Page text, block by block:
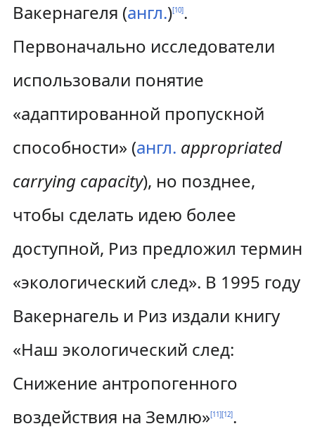
Вакернагеля (англ.)[10].
Первоначально исследователи
использовали понятие
«адаптированной пропускной
способности» (англ. appropriated
carrying capacity), но позднее,
чтобы сделать идею более
доступной, Риз предложил термин
«экологический след». В 1995 году
Вакернагель и Риз издали книгу
«Наш экологический след:
Снижение антропогенного
воздействия на Землю»[11][12].